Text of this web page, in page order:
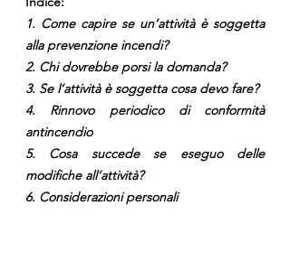
1. Come capire se un’attività è soggetta
alla prevenzione incendi?
2. Chi dovrebbe porsi la domanda?
3. Se l’attività è soggetta cosa devo fare?
4. Rinnovo periodico di conformità
antincendio
5. Cosa succede se eseguo delle
modifiche all’attività?
6. Considerazioni personali